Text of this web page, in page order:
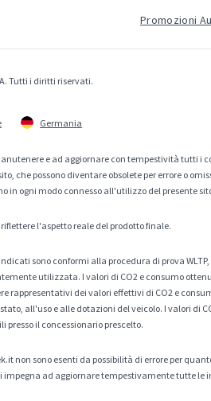
Promozioni
Tutti i diritti riservati.
Germania
e ad aggiornare con tempestività tutti
che possono diventare obsolete per errore o
in ogni modo connesso all'utilizzo del presente
l'aspetto reale del prodotto finale.
sono conformi alla procedura di prova
utilizzata. I valori di CO2 e consumo
rappresentativi dei valori effettivi di CO2 e
all'uso e alle dotazioni del veicolo. I valori di
presso il concessionario prescelto.
non sono esenti da possibilità di errore per
impegna ad aggiornare tempestivamente tutte